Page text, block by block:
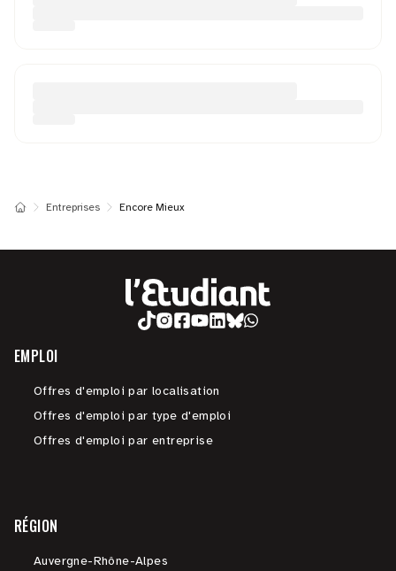
Entreprises Encore Mieux
EMPLOI
Offres d'emploi par localisation
Offres d'emploi par type d'emploi
Offres d'emploi par entreprise
RÉGION
Auvergne-Rhône-Alpes